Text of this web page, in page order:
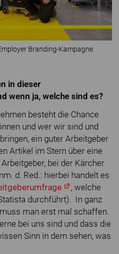
Branding-Kampagne.
in dieser
wenn ja, welche sind es?
besteht die Chance
und wer wir sind und
ein guter Arbeitgeber
Artikel im Stern über eine
bei der Kärcher
d. Red.: hierbei handelt es
, welche
durchführt). In ganz
man erst mal schaffen.
bei uns sind und dass die
Sinn in dem sehen, was